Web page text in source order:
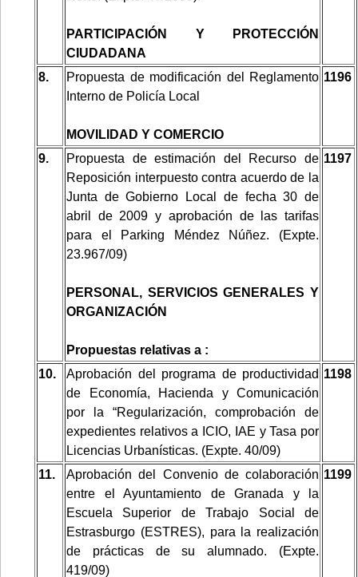
PARTICIPACIÓN Y PROTECCIÓN
CIUDADANA
8.
Propuesta de modificación del Reglamento
Interno de Policía Local
MOVILIDAD Y COMERCIO
1196
9.
Propuesta de estimación del Recurso de
Reposición interpuesto contra acuerdo de la
Junta de Gobierno Local de fecha 30 de
abril de 2009 y aprobación de las tarifas
para el Parking Méndez Núñez. (Expte.
23.967/09)
PERSONAL, SERVICIOS GENERALES Y
ORGANIZACIÓN
Propuestas relativas a :
1197
10.
Aprobación del programa de productividad
de Economía, Hacienda y Comunicación
por la “Regularización, comprobación de
expedientes relativos a ICIO, IAE y Tasa por
Licencias Urbanísticas. (Expte. 40/09)
1198
11.
Aprobación del Convenio de colaboración
entre el Ayuntamiento de Granada y la
Escuela Superior de Trabajo Social de
Estrasburgo (ESTRES), para la realización
de prácticas de su alumnado. (Expte.
419/09)
1199